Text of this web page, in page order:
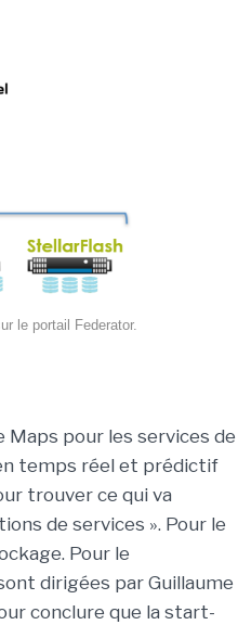
le portail Federator.
Maps pour les services de
temps réel et prédictif
trouver ce qui va
de services ». Pour le
Pour le
dirigées par Guillaume
conclure que la start-